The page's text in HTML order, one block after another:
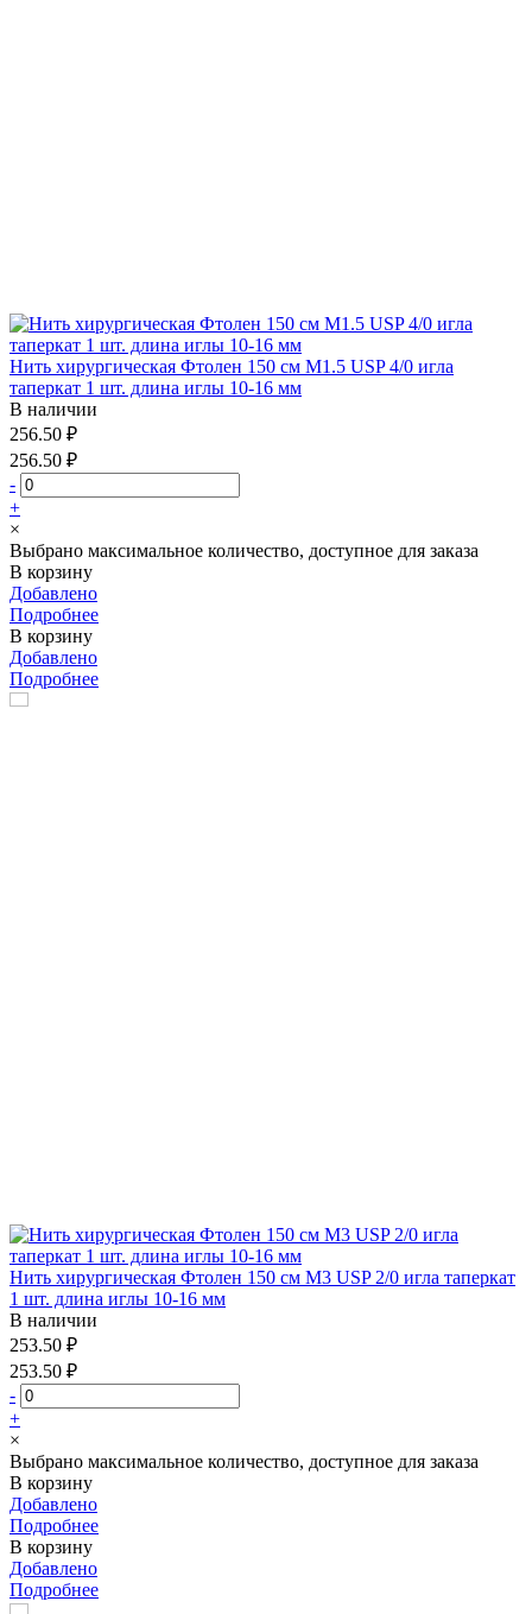
Нить хирургическая Фтолен 150 см М1.5 USP 4/0 игла
таперкат 1 шт. длина иглы 10-16 мм
В наличии
256.50 ₽
256.50 ₽
-
+
×
Выбрано максимальное количество, доступное для заказа
В корзину
Добавлено
Подробнее
В корзину
Добавлено
Подробнее
Нить хирургическая Фтолен 150 см М3 USP 2/0 игла таперкат
1 шт. длина иглы 10-16 мм
В наличии
253.50 ₽
253.50 ₽
-
+
×
Выбрано максимальное количество, доступное для заказа
В корзину
Добавлено
Подробнее
В корзину
Добавлено
Подробнее